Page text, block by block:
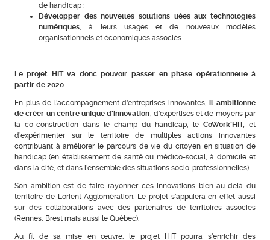
de handicap ;
Développer des nouvelles solutions liées aux technologies
numériques, à leurs usages et de nouveaux modèles
organisationnels et économiques associés.
Le projet HIT va donc pouvoir passer en phase opérationnelle à
partir de 2020.
En plus de l’accompagnement d’entreprises innovantes, il ambitionne
de créer un centre unique d’innovation, d’expertises et de moyens par
la co-construction dans le champ du handicap, leCoWork’HIT, et
d’expérimenter sur le territoire de multiples actions innovantes
contribuant à améliorer le parcours de vie du citoyen en situation de
handicap (en établissement de santé ou médico-social, à domicile et
dans la cité, et dans l’ensemble des situations socio-professionnelles).
Son ambition est de faire rayonner ces innovations bien au-delà du
territoire de Lorient Agglomération. Le projet s’appuiera en effet aussi
sur des collaborations avec des partenaires de territoires associés
(Rennes, Brest mais aussi le Québec).
Au fil de sa mise en œuvre, le projet HIT pourra s’enrichir des